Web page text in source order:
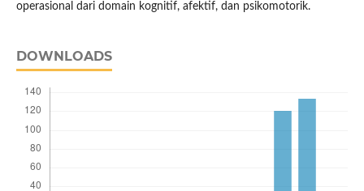
operasional dari domain kognitif, afektif, dan psikomotorik.
DOWNLOADS